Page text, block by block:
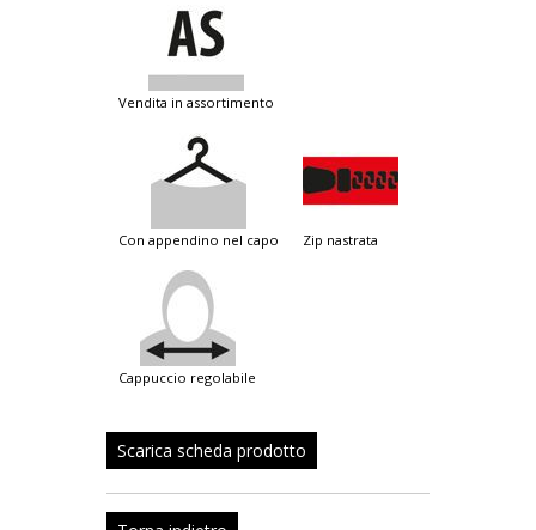
vendita in assortimento
con appendino nel capo zip nastrata
cappuccio regolabile
Scarica scheda prodotto